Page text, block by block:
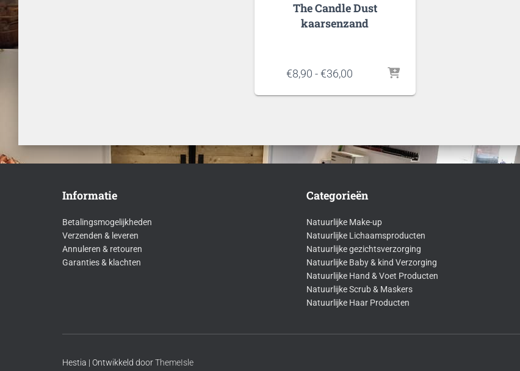
The Candle Dust
kaarsenzand
€8,90 - €36,00Prijsklasse:
tot
Informatie
Betalingsmogelijkheden
Verzenden & leveren
Annuleren & retouren
Garanties & klachten
Categorieën
Natuurlijke Make-up
Natuurlijke Lichaamsproducten
Natuurlijke gezichtsverzorging
Natuurlijke Baby & kind Verzorging
Natuurlijke Hand & Voet Producten
Natuurlijke Scrub & Maskers
Natuurlijke Haar Producten
Hestia | Ontwikkeld doorThemeIsle